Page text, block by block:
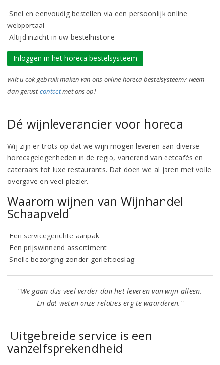
Snel en eenvoudig bestellen via een persoonlijk online
webportaal
Altijd inzicht in uw bestelhistorie
Inloggen in het horeca bestelsysteem
Wilt u ook gebruik maken van ons online horeca bestelsysteem? Neem
dan gerustcontactmet ons op!
Dé wijnleverancier voor horeca
Wij zijn er trots op dat we wijn mogen leveren aan diverse
horecagelegenheden in de regio, variërend van eetcafés en
cateraars tot luxe restaurants. Dat doen we al jaren met volle
overgave en veel plezier.
Waarom wijnen van Wijnhandel
Schaapveld
Een servicegerichte aanpak
Een prijswinnend assortiment
Snelle bezorging zonder gerieftoeslag
"We gaan dus veel verder dan het leveren van wijn alleen.
En dat weten onze relaties erg te waarderen."
Uitgebreide service is een
vanzelfsprekendheid